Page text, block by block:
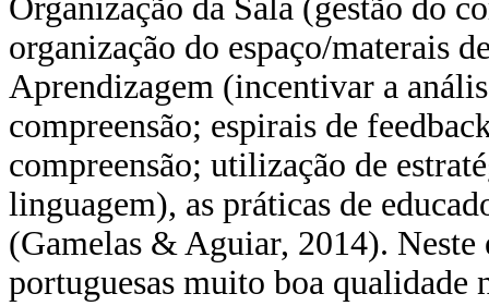
Organização da Sala (gestão do
organização do espaço/materais
Aprendizagem (incentivar a
compreensão; espirais de
compreensão; utilização de
linguagem), as práticas de
(Gamelas & Aguiar, 2014). Neste
portuguesas muito boa qualidade